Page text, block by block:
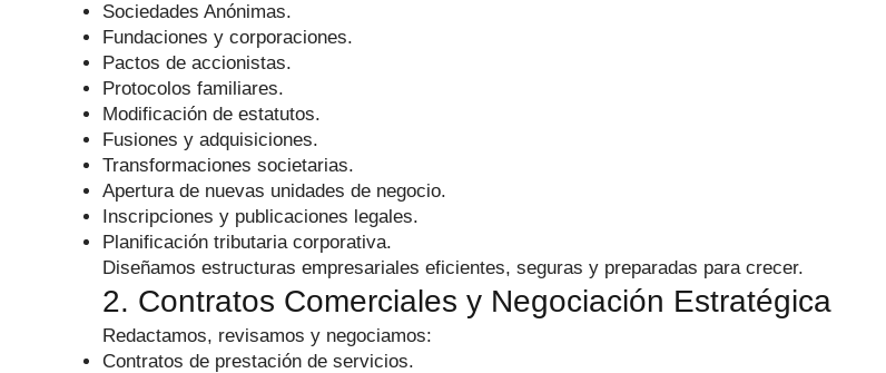
Sociedades Anónimas.
Fundaciones y corporaciones.
Pactos de accionistas.
Protocolos familiares.
Modificación de estatutos.
Fusiones y adquisiciones.
Transformaciones societarias.
Apertura de nuevas unidades de negocio.
Inscripciones y publicaciones legales.
Planificación tributaria corporativa.
Diseñamos estructuras empresariales eficientes, seguras y preparadas para crecer.
2. Contratos Comerciales y Negociación Estratégica
Redactamos, revisamos y negociamos:
Contratos de prestación de servicios.